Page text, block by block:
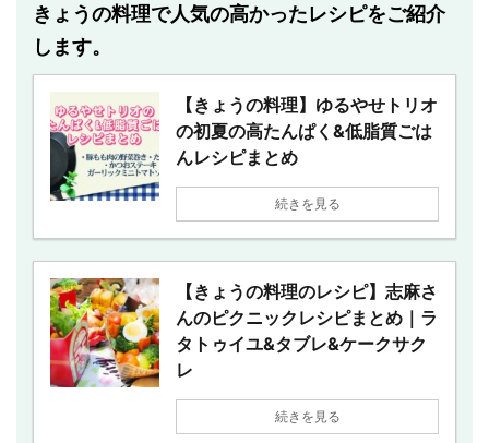
きょうの料理で人気の高かったレシピをご紹介
します。
【きょうの料理】ゆるやせトリオ
の初夏の高たんぱく&低脂質ごは
んレシピまとめ
続きを見る
【きょうの料理のレシピ】志麻さ
んのピクニックレシピまとめ｜ラ
タトゥイユ&タブレ&ケークサク
レ
続きを見る